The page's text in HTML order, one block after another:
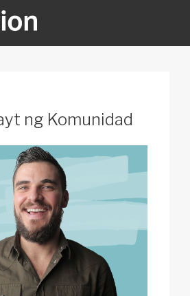
ng Komunidad